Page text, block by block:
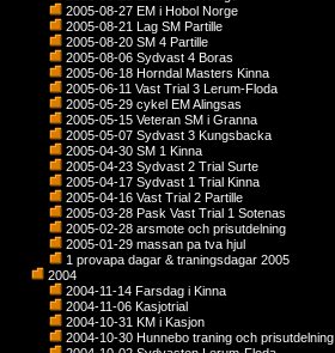
2005-08-27 EM i Hobol Norge
2005-08-21 Lag SM Partille
2005-08-20 SM 4 Partille
2005-08-06 Sydvast 4 Boras
2005-06-18 Horndal Masters Kinna
2005-06-11 Vast Trial 3 Lerum-Floda
2005-05-29 cykel EM Alingsas
2005-05-15 Veteran SM i Granna
2005-05-07 Sydvast 3 Kungsbacka
2005-04-30 SM 1 Kinna
2005-04-23 Sydvast 2 Trial Surte
2005-04-17 Sydvast 1 Trial Kinna
2005-04-16 Vast Trial 2 Partille
2005-03-28 Pask Vast Trial 1 Sotenas
2005-02-28 arsmote och prisutdelning
2005-01-29 massan pa tva hjul
1 provapa dagar & traningsdagar 2005
2004
2004-11-14 Farsdag i Kinna
2004-11-06 Kasjotrial
2004-10-31 KM i Kasjon
2004-10-30 Hunnebo traning och prisutdelning